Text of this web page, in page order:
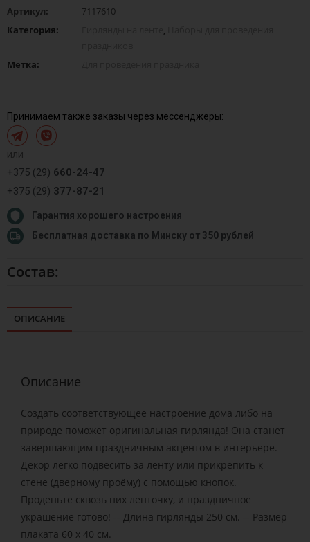
Артикул:
7117610
Категория:
,
Метка:
Принимаем также заказы через мессенджеры:
или
+375 (29) 660-24-47
+375 (29) 377-87-21
Гарантия хорошего настроения
Бесплатная доставка по Минску от 350 рублей
Состав:
ОПИСАНИЕ
Описание
Создать соответствующее настроение дома либо на
природе поможет оригинальная гирлянда! Она станет
завершающим праздничным акцентом в интерьере.
Декор легко подвесить за ленту или прикрепить к
стене (дверному проёму) с помощью кнопок.
Проденьте сквозь них ленточку, и праздничное
украшение готово! -- Длина гирлянды 250 см. -- Размер
плаката 60 х 40 см.